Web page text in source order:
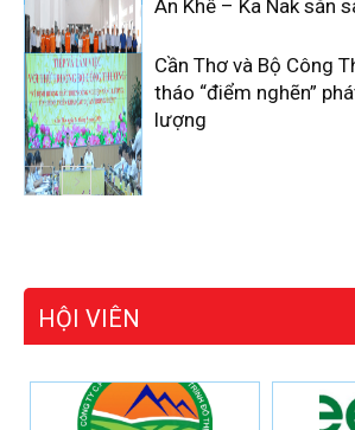
An Khê – Ka Nak sẵn
Cần Thơ và Bộ Công
tháo “điểm nghẽn”
lượng
HỘI VIÊN